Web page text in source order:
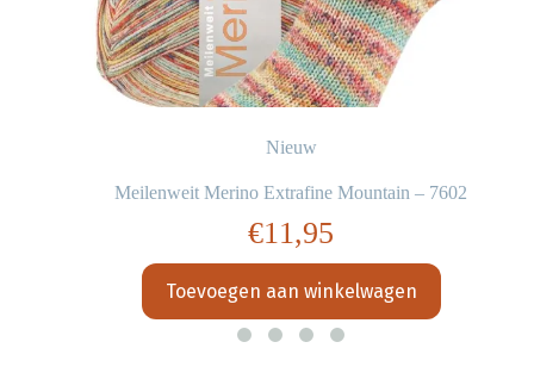
Nieuw
Meilenweit Merino Extrafine Mountain – 7602
€11,95
Toevoegen aan winkelwagen